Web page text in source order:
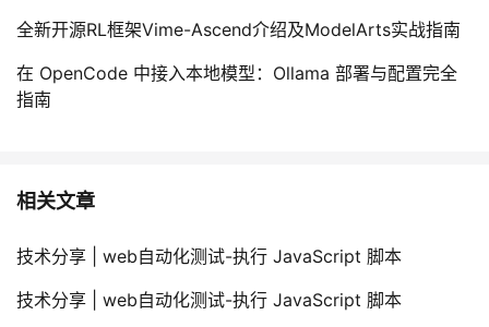
全新开源RL框架Vime-Ascend介绍及ModelArts实战指南
在 OpenCode 中接入本地模型：Ollama 部署与配置完全
指南
相关文章
技术分享 | web自动化测试-执行 JavaScript 脚本
技术分享 | web自动化测试-执行 JavaScript 脚本